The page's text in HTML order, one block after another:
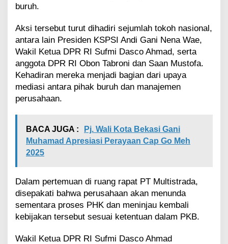
buruh.
Aksi tersebut turut dihadiri sejumlah tokoh nasional,
antara lain Presiden KSPSI Andi Gani Nena Wae,
Wakil Ketua DPR RI Sufmi Dasco Ahmad, serta
anggota DPR RI Obon Tabroni dan Saan Mustofa.
Kehadiran mereka menjadi bagian dari upaya
mediasi antara pihak buruh dan manajemen
perusahaan.
BACA JUGA :
Pj. Wali Kota Bekasi Gani
Muhamad Apresiasi Perayaan Cap Go Meh
2025
Dalam pertemuan di ruang rapat PT Multistrada,
disepakati bahwa perusahaan akan menunda
sementara proses PHK dan meninjau kembali
kebijakan tersebut sesuai ketentuan dalam PKB.
Wakil Ketua DPR RI Sufmi Dasco Ahmad